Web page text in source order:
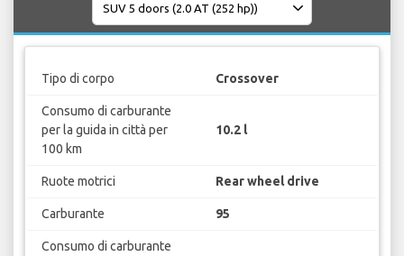
Tipo di corpo Crossover
Consumo di carburante
per la guida in città per
100 km
10.2 l
Ruote motrici Rear wheel drive
Carburante 95
Consumo di carburante